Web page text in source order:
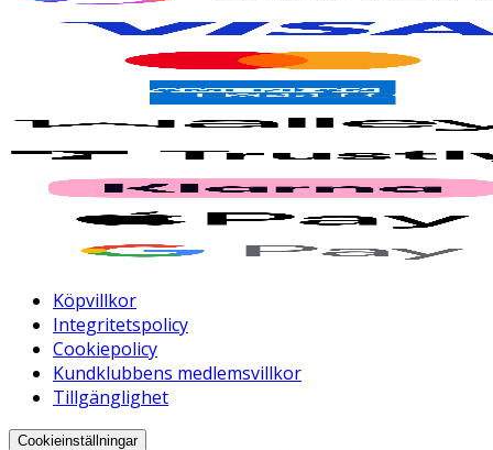
Köpvillkor
Integritetspolicy
Cookiepolicy
Kundklubbens medlemsvillkor
Tillgänglighet
Cookieinställningar